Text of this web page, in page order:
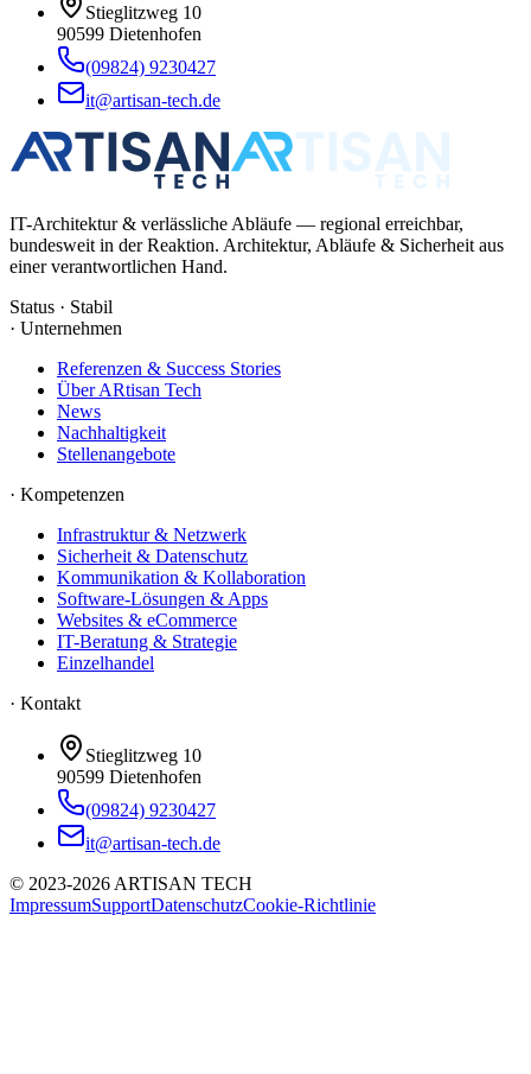
Stieglitzweg 10
90599 Dietenhofen
(09824) 9230427
it@artisan-tech.de
IT-Architektur & verlässliche Abläufe — regional erreichbar,
bundesweit in der Reaktion. Architektur, Abläufe & Sicherheit aus
einer verantwortlichen Hand.
Status · Stabil
· Unternehmen
Referenzen & Success Stories
Über ARtisan Tech
News
Nachhaltigkeit
Stellenangebote
· Kompetenzen
Infrastruktur & Netzwerk
Sicherheit & Datenschutz
Kommunikation & Kollaboration
Software-Lösungen & Apps
Websites & eCommerce
IT-Beratung & Strategie
Einzelhandel
· Kontakt
Stieglitzweg 10
90599 Dietenhofen
(09824) 9230427
it@artisan-tech.de
© 2023-2026 ARTISAN TECH
ImpressumSupportDatenschutzCookie-Richtlinie